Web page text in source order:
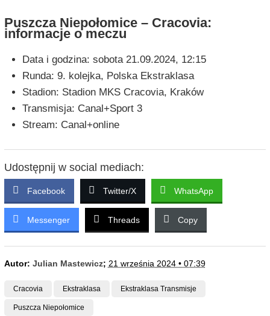
Puszcza Niepołomice – Cracovia:
informacje o meczu
Data i godzina: sobota 21.09.2024, 12:15
Runda: 9. kolejka, Polska Ekstraklasa
Stadion: Stadion MKS Cracovia, Kraków
Transmisja: Canal+Sport 3
Stream: Canal+online
Udostępnij w social mediach:
Facebook Twitter/X WhatsApp
Messenger Threads Copy
Autor: Julian Mastewicz; 21 września 2024 • 07:39
Cracovia Ekstraklasa Ekstraklasa Transmisje
Puszcza Niepołomice